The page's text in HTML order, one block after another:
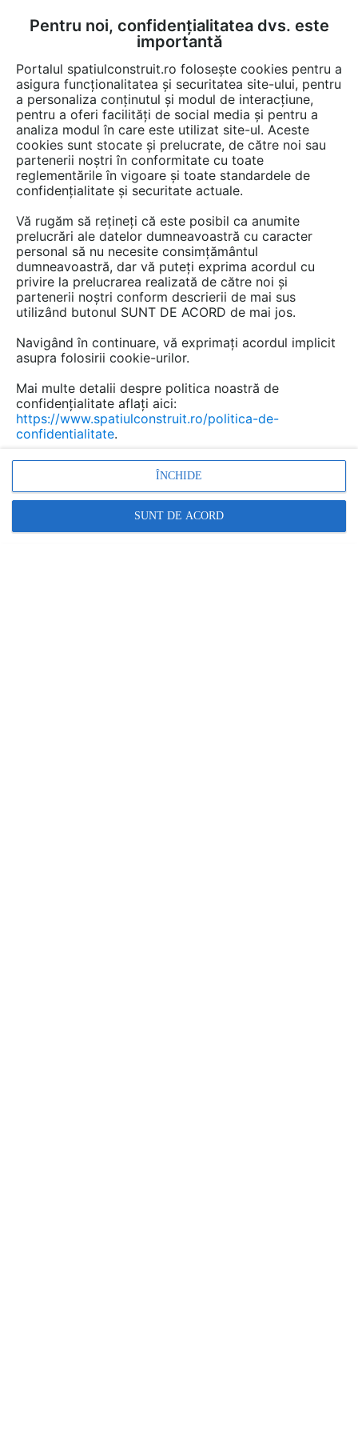
FĂ-ȚI CONT LOGIN
CUM SE FACE
Afla totul despre "Casti
telefoane mobile"
1 GAMA DE PRODUSE
ALL AUDIO - BOSE IN ROMANIA
Casti wireless, sport si cu anularea zgomotului
RESTRANGE
Pentru noi, confidențialitatea dvs. este
importantă
Portalul spatiulconstruit.ro folosește cookies pentru a
asigura funcționalitatea și securitatea site-ului, pentru
a personaliza conținutul și modul de interacțiune,
pentru a oferi facilități de social media și pentru a
analiza modul în care este utilizat site-ul. Aceste
cookies sunt stocate și prelucrate, de către noi sau
partenerii noștri în conformitate cu toate
reglementările în vigoare și toate standardele de
confidențialitate și securitate actuale.
Vă rugăm să rețineți că este posibil ca anumite
prelucrări ale datelor dumneavoastră cu caracter
personal să nu necesite consimțământul
dumneavoastră, dar vă puteți exprima acordul cu
privire la prelucrarea realizată de către noi și
partenerii noștri conform descrierii de mai sus
utilizând butonul SUNT DE ACORD de mai jos.
Navigând în continuare, vă exprimați acordul implicit
asupra folosirii cookie-urilor.
Mai multe detalii despre politica noastră de
confidențialitate aflați aici:
https://www.spatiulconstruit.ro/politica-de-
confidentialitate.
ÎNCHIDE
SUNT DE ACORD